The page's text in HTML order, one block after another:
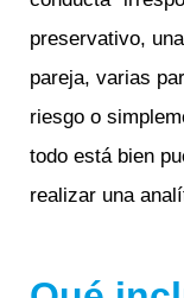
preservativo,
pareja, varias
riesgo o
todo está bien
realizar una